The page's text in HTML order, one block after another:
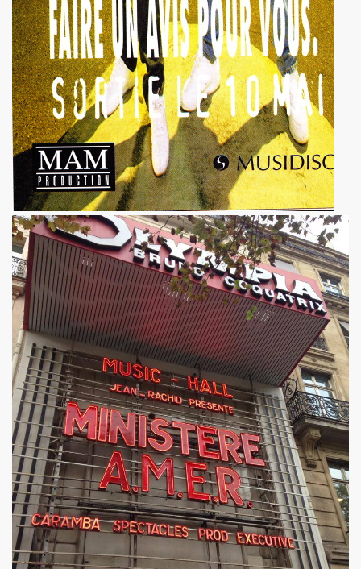
16 juillet 2019 a Paris pour son miniconcert "Tendre
concert le 27 juin 2019 a la Maroquinerie (Paris) :
ses trois premiers concerts, les 29 mars + 4 et 5 avril
album solo de YAROL POUPAUD.
avril 2019 a Paris pour la suite de l enregistrement de
concert") : chronique de son album "J'ai quelque
a toi" et concert le 19 octobre 2018 a La Seine Musicale
au 11 fevrier 2019 a Paris pour l enregistrement de
17 septembre 2018 a Paris.
en août 2018 pour rendre visite a MARIE FRANCE.
du 29 juin au 8 juillet 2018 pour le tournage du film
Duvall", "39 de fievre") : interview dans "La Gazette du
("Les rocks les plus terribles"), BOBBIE
auteur de huit textes de l album "JOHNNY,
19 fevrier 2018 a Paris.
de MARIE FRANCE (avec STAIV GENTIS) par